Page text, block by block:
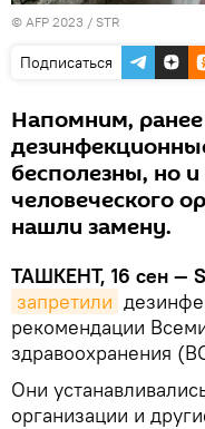
© AFP 2023 / STR
Подписаться
Напомним, ранее
бесполезны, но
человеческого
нашли замену.
ТАШКЕНТ, 16 сен —
запретили
рекомендации
здравоохранения
Они
организации и